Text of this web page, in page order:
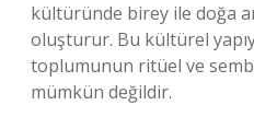
kültüründe birey ile doğa
oluşturur. Bu kültürel
toplumunun ritüel ve
mümkün değildir.